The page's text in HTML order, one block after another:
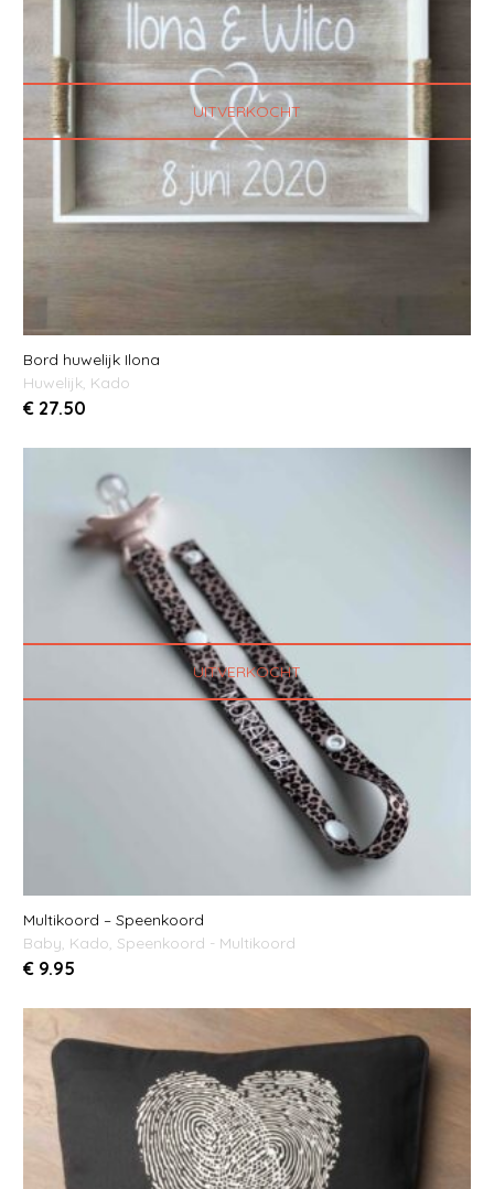
UITVERKOCHT
Bord huwelijk Ilona
Huwelijk, Kado
€ 27.50
UITVERKOCHT
Multikoord – Speenkoord
Baby, Kado, Speenkoord - Multikoord
€ 9.95